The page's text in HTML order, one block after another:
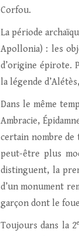
Corfou.
La période
Apollonia) : les
d’origine épirote.
la légende
Dans le même
Ambracie,
certain nombre de
peut-être plus
distinguent, la
d’un monument
garçon dont le
Toujours dans la 2e